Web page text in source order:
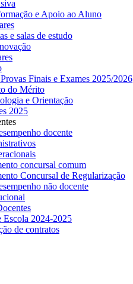
e Apoio ao Aluno
e salas de estudo
Finais e Exames 2025/2026
do Mérito
e Orientação
2025
docente
concursal comum
Concursal de Regularização
não docente
Escola 2024-2025
de contratos